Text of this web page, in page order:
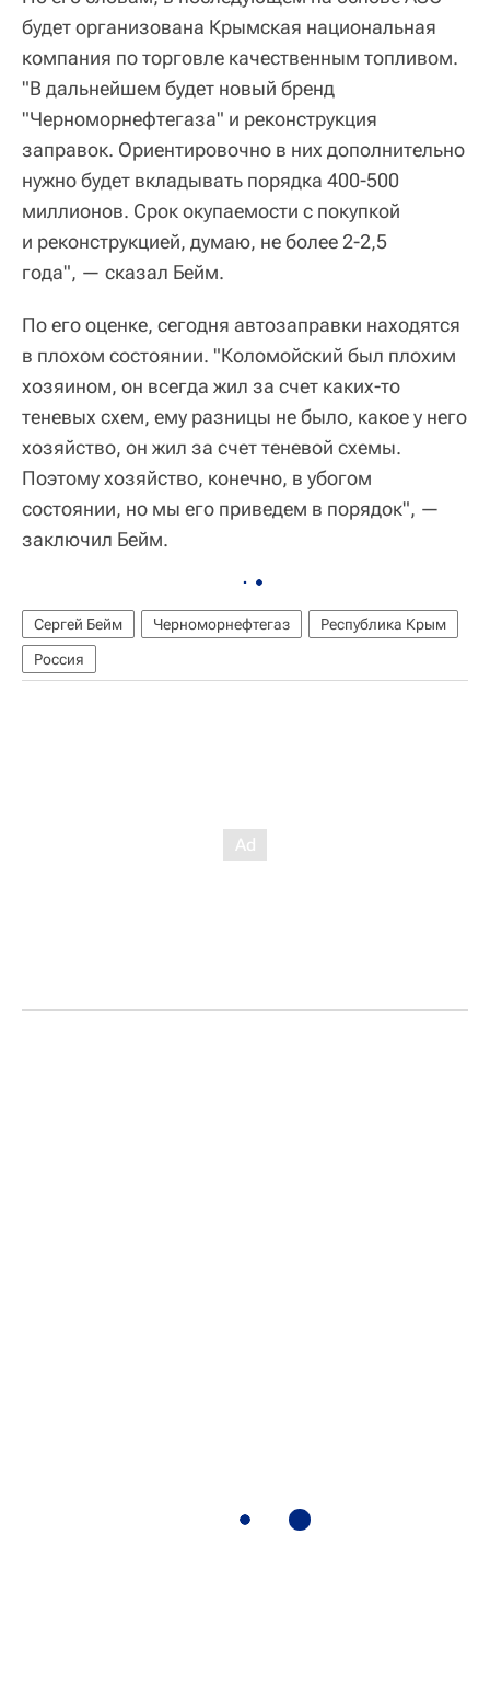
будет организована Крымская национальная
компания по торговле качественным топливом.
"В дальнейшем будет новый бренд
"Черноморнефтегаза" и реконструкция
заправок. Ориентировочно в них дополнительно
нужно будет вкладывать порядка 400-500
миллионов. Срок окупаемости с покупкой
и реконструкцией, думаю, не более 2-2,5
года", — сказал Бейм.
По его оценке, сегодня автозаправки находятся
в плохом состоянии. "Коломойский был плохим
хозяином, он всегда жил за счет каких-то
теневых схем, ему разницы не было, какое у него
хозяйство, он жил за счет теневой схемы.
Поэтому хозяйство, конечно, в убогом
состоянии, но мы его приведем в порядок", —
заключил Бейм.
Сергей Бейм Черноморнефтегаз
Республика Крым
Россия